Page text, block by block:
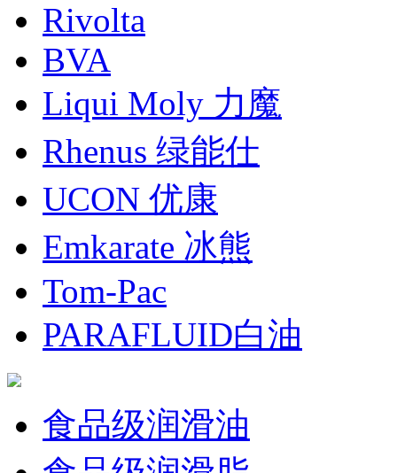
Rivolta
BVA
Liqui Moly 力魔
Rhenus 绿能仕
UCON 优康
Emkarate 冰熊
Tom-Pac
PARAFLUID白油
食品级润滑油